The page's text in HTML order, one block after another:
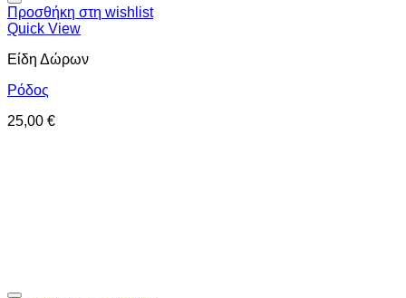
Προσθήκη στη wishlist
Quick View
Είδη Δώρων
Ρόδος
25,00 €